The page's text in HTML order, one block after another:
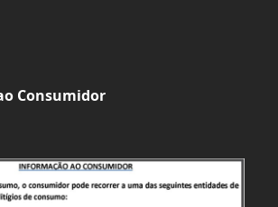
Consumidor